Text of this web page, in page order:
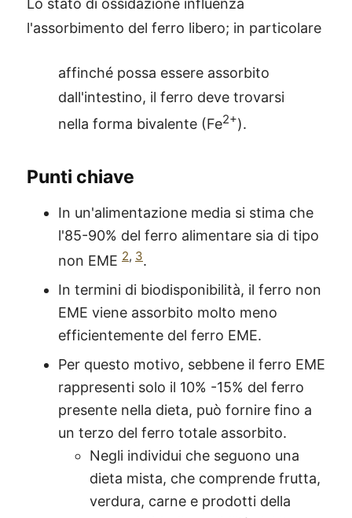
Lo stato di ossidazione influenza
l'assorbimento del ferro libero; in particolare
affinché possa essere assorbito
dall'intestino, il ferro deve trovarsi
nella forma bivalente (Fe2+).
Punti chiave
In un'alimentazione media si stima che
l'85-90% del ferro alimentare sia di tipo
non EME 2, 3.
In termini di biodisponibilità, il ferro non
EME viene assorbito molto meno
efficientemente del ferro EME.
Per questo motivo, sebbene il ferro EME
rappresenti solo il 10% -15% del ferro
presente nella dieta, può fornire fino a
un terzo del ferro totale assorbito.
Negli individui che seguono una
dieta mista, che comprende frutta,
verdura, carne e prodotti della